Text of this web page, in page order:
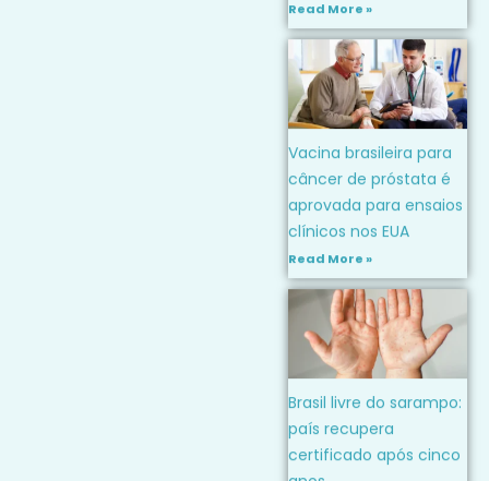
Read More »
Vacina brasileira para
câncer de próstata é
aprovada para ensaios
clínicos nos EUA
Read More »
Brasil livre do sarampo:
país recupera
certificado após cinco